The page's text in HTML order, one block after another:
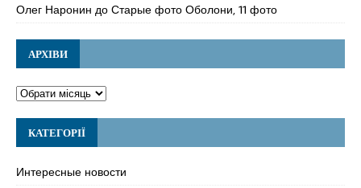
Олег Наронин доСтарые фото Оболони, 11 фото
АРХІВИ
КАТЕГОРІЇ
Интересные новости